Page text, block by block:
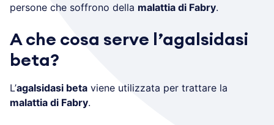
persone che soffrono della malattia di Fabry.
A che cosa serve l’agalsidasi
beta?
L’agalsidasi beta viene utilizzata per trattare la
malattia di Fabry.